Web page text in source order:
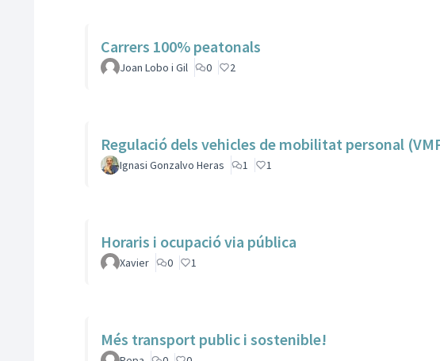
Carrers 100% peatonals
Joan Lobo i Gil 0 2
Regulació dels vehicles de mobilitat personal
Ignasi Gonzalvo Heras 1 1
Horaris i ocupació via pública
Xavier 0 1
Més transport public i sostenible!